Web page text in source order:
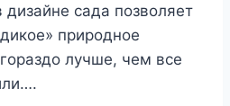
сада позволяет
природное
лучше, чем все